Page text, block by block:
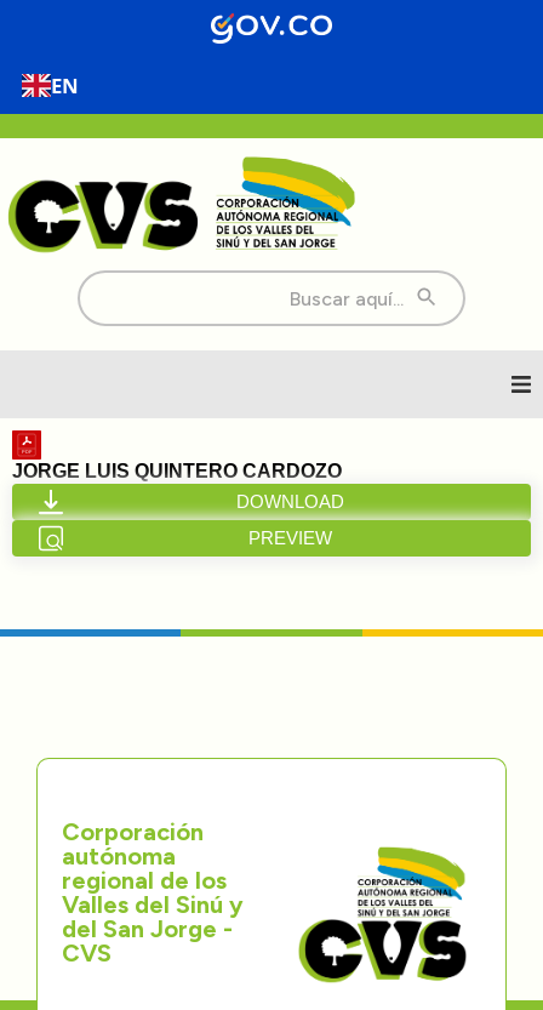
EN
Buscar:
Inicio
Nosotros
Transparencia
Participa
Trámites y Servicios
Contáctenos
JORGE LUIS QUINTERO CARDOZO
DOWNLOAD
PREVIEW
Corporación
autónoma
regional de los
Valles del Sinú y
del San Jorge -
CVS